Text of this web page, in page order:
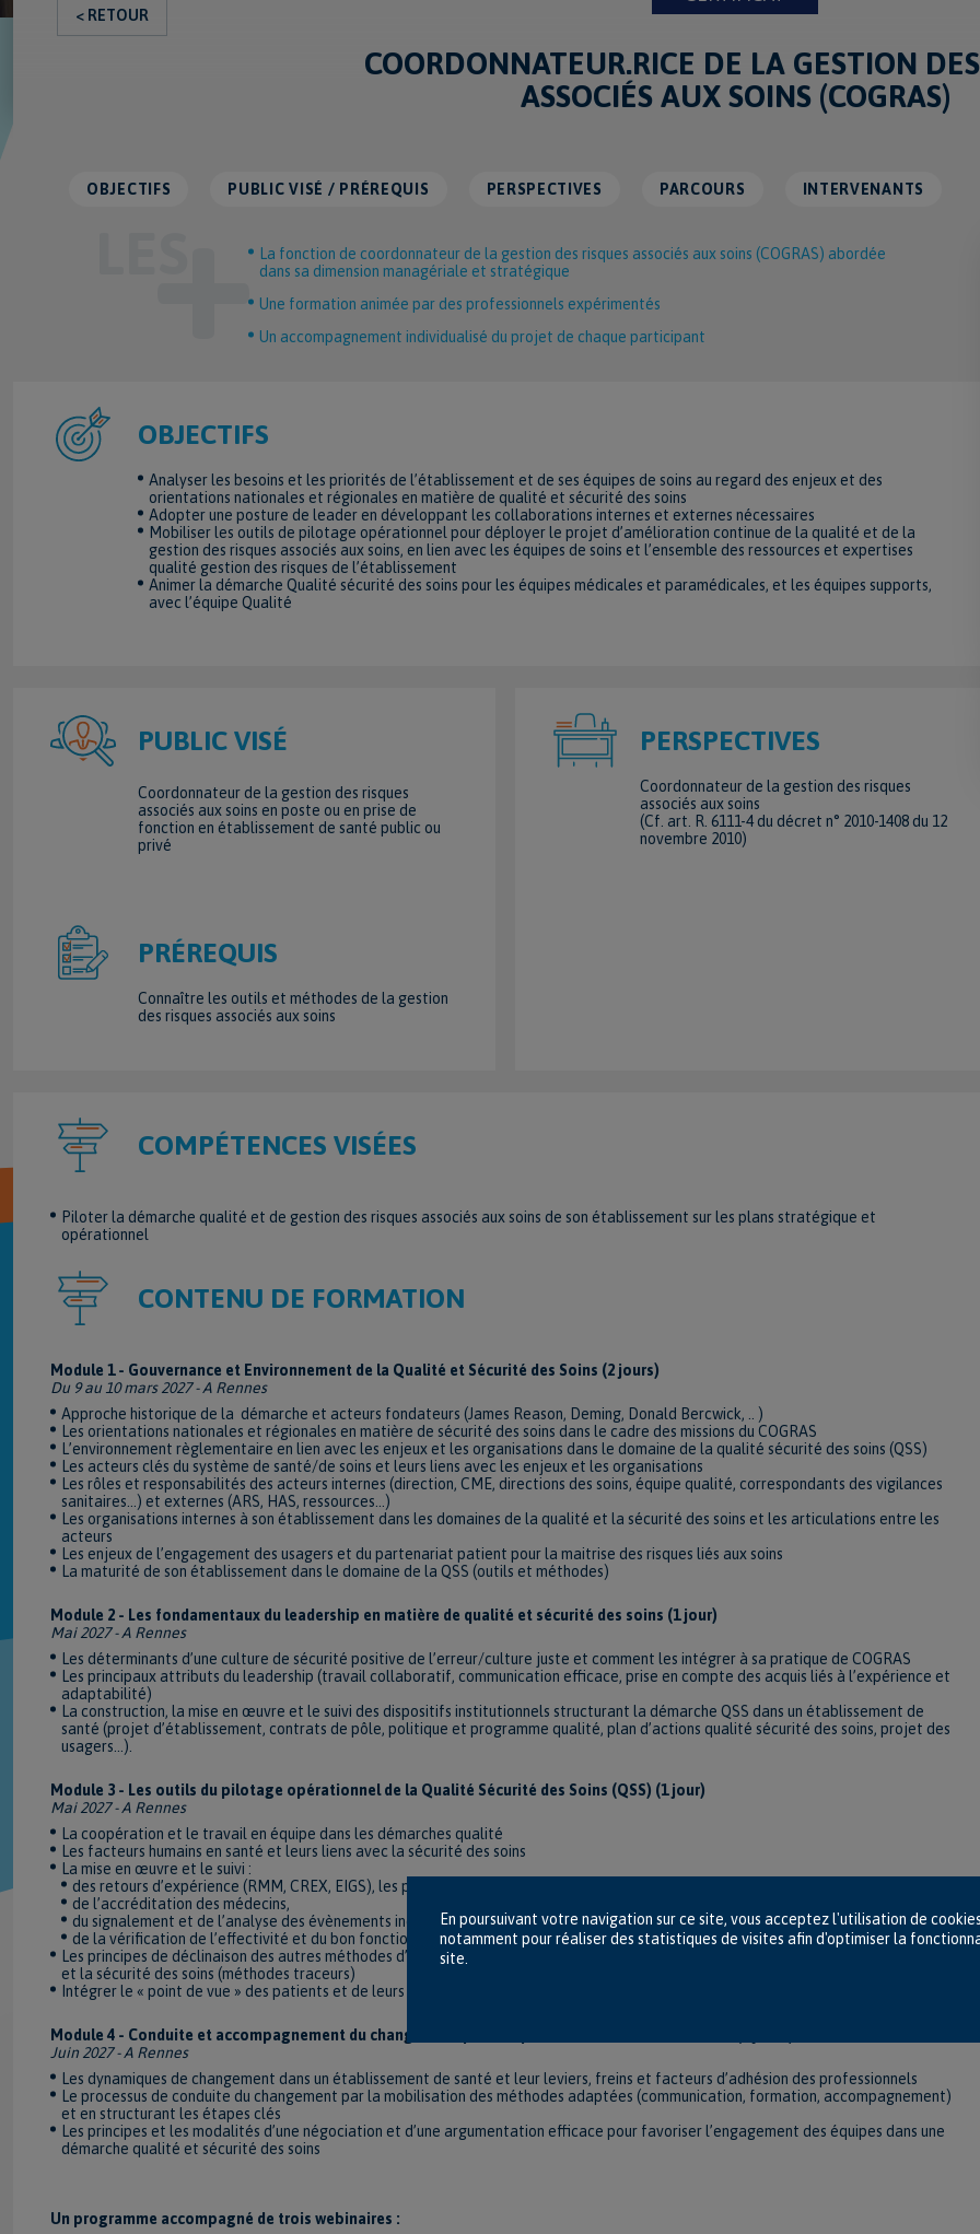
< RETOUR
COORDONNATEUR.RICE DE LA GESTION
ASSOCIÉS AUX SOINS (COGRAS)
OBJECTIFS PUBLIC VISÉ / PRÉREQUIS PERSPECTIVES PARCOURS INTERVENANTS
La fonction de coordonnateur de la gestion des risques associés aux soins (COGRAS) abordée
dans sa dimension managériale et stratégique
Une formation animée par des professionnels expérimentés
Un accompagnement individualisé du projet de chaque participant
OBJECTIFS
Analyser les besoins et les priorités de l’établissement et de ses équipes de soins au regard des enjeux et des
orientations nationales et régionales en matière de qualité et sécurité des soins
Adopter une posture de leader en développant les collaborations internes et externes nécessaires
Mobiliser les outils de pilotage opérationnel pour déployer le projet d’amélioration continue de la qualité et de la
gestion des risques associés aux soins, en lien avec les équipes de soins et l’ensemble des ressources et expertises
qualité gestion des risques de l’établissement
Animer la démarche Qualité sécurité des soins pour les équipes médicales et paramédicales, et les équipes supports,
avec l’équipe Qualité
PUBLIC VISÉ
Coordonnateur de la gestion des risques
associés aux soins en poste ou en prise de
fonction en établissement de santé public ou
privé
PRÉREQUIS
Connaître les outils et méthodes de la gestion
des risques associés aux soins
PERSPECTIVES
Coordonnateur de la gestion des risques
associés aux soins
(Cf. art. R. 6111-4 du décret n° 2010-1408 du 12
novembre 2010)
COMPÉTENCES VISÉES
Piloter la démarche qualité et de gestion des risques associés aux soins de son établissement sur les plans stratégique et
opérationnel
CONTENU DE FORMATION
Module 1 - Gouvernance et Environnement de la Qualité et Sécurité des Soins (2 jours)
Du 9 au 10 mars 2027 - A Rennes
Approche historique de la démarche et acteurs fondateurs (James Reason, Deming, Donald Bercwick, .. )
Les orientations nationales et régionales en matière de sécurité des soins dans le cadre des missions du COGRAS
L’environnement règlementaire en lien avec les enjeux et les organisations dans le domaine de la qualité sécurité des soins (QSS)
Les acteurs clés du système de santé/de soins et leurs liens avec les enjeux et les organisations
Les rôles et responsabilités des acteurs internes (direction, CME, directions des soins, équipe qualité, correspondants des vigilances
sanitaires…) et externes (ARS, HAS, ressources…)
Les organisations internes à son établissement dans les domaines de la qualité et la sécurité des soins et les articulations entre les
acteurs
Les enjeux de l’engagement des usagers et du partenariat patient pour la maitrise des risques liés aux soins
La maturité de son établissement dans le domaine de la QSS (outils et méthodes)
Module 2 - Les fondamentaux du leadership en matière de qualité et sécurité des soins (1 jour)
Mai 2027 - A Rennes
Les déterminants d’une culture de sécurité positive de l’erreur/culture juste et comment les intégrer à sa pratique de COGRAS
Les principaux attributs du leadership (travail collaboratif, communication efficace, prise en compte des acquis liés à l’expérience et
adaptabilité)
La construction, la mise en œuvre et le suivi des dispositifs institutionnels structurant la démarche QSS dans un établissement de
santé (projet d’établissement, contrats de pôle, politique et programme qualité, plan d’actions qualité sécurité des soins, projet des
usagers...).
Module 3 - Les outils du pilotage opérationnel de la Qualité Sécurité des Soins (QSS) (1 jour)
Mai 2027 - A Rennes
La coopération et le travail en équipe dans les démarches qualité
Les facteurs humains en santé et leurs liens avec la sécurité des soins
La mise en œuvre et le suivi :
des retours d’expérience (RMM, CREX, EIGS), les plaintes et réclamations pour alimenter la stratégie QSS.
de l’accréditation des médecins,
du signalement et de l’analyse des évènements indésirables graves (EIG),
de la vérification de l’effectivité et du bon fonctionnement des circuits d’alertes sanitaires ascendantes et descendantes
Les principes de déclinaison des autres méthodes d’évaluation des pratiques et des organisations en lien avec les enjeux de la qualité
et la sécurité des soins (méthodes traceurs)
Intégrer le « point de vue » des patients et de leurs proches dans cette démarche et identifier les outils disponibles (PREMs PROMs..)
Module 4 - Conduite et accompagnement du changement pour la qualité et la sécurité des soins (2 jours)
Juin 2027 - A Rennes
Les dynamiques de changement dans un établissement de santé et leur leviers, freins et facteurs d’adhésion des professionnels
Le processus de conduite du changement par la mobilisation des méthodes adaptées (communication, formation, accompagnement)
et en structurant les étapes clés
Les principes et les modalités d’une négociation et d’une argumentation efficace pour favoriser l’engagement des équipes dans une
démarche qualité et sécurité des soins
Un programme accompagné de trois webinaires :
En poursuivant votre navigation sur ce site, vous acceptez l'utilisation de
notamment pour réaliser des statistiques de visites afin d'optimiser la
site.